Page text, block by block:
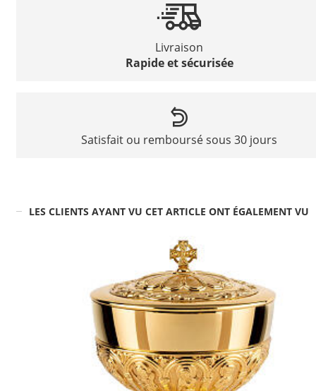
Livraison
Rapide et sécurisée
Satisfait ou remboursé sous 30 jours
LES CLIENTS AYANT VU CET ARTICLE ONT ÉGALEMENT VU